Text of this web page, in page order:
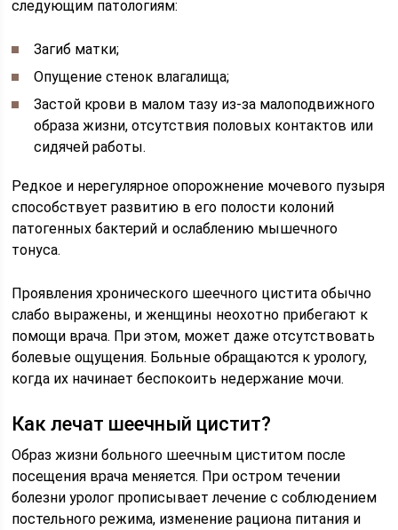
следующим патологиям:
Загиб матки;
Опущение стенок влагалища;
Застой крови в малом тазу из-за малоподвижного
образа жизни, отсутствия половых контактов или
сидячей работы.
Редкое и нерегулярное опорожнение мочевого пузыря
способствует развитию в его полости колоний
патогенных бактерий и ослаблению мышечного
тонуса.
Проявления хронического шеечного цистита обычно
слабо выражены, и женщины неохотно прибегают к
помощи врача. При этом, может даже отсутствовать
болевые ощущения. Больные обращаются к урологу,
когда их начинает беспокоить недержание мочи.
Как лечат шеечный цистит?
Образ жизни больного шеечным циститом после
посещения врача меняется. При остром течении
болезни уролог прописывает лечение с соблюдением
постельного режима, изменение рациона питания и